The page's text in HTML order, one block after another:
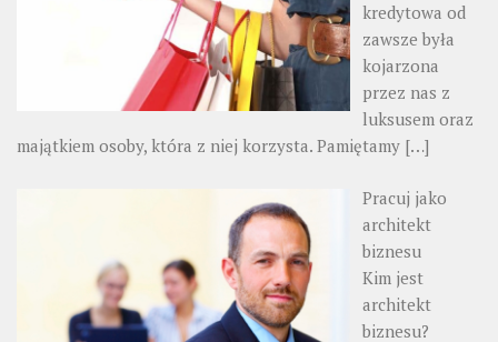
kredytowa od
zawsze była
kojarzona
przez nas z
luksusem oraz
majątkiem osoby, która z niej korzysta. Pamiętamy […]
Pracuj jako
architekt
biznesu
Kim jest
architekt
biznesu?